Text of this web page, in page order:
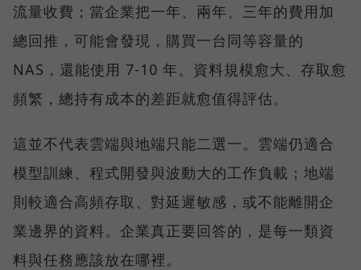
流量收費；當企業把一年、兩年、三年的費用加
總回推，可能會發現，購買一台同等容量的
NAS，還能使用 7-10 年。資料規模愈大、存取愈
頻繁，總持有成本的差距就愈值得評估。
這並不代表雲端與地端只能二選一。雲端仍適合
模型訓練、程式開發與波動大的工作負載；地端
則較適合高頻存取、對延遲敏感，或不能離開企
業邊界的資料。企業真正要回答的，是每一類資
料與任務應該放在哪裡。